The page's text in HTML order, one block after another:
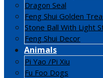
Dragon Seal
Feng Shui Golden
Stone Ball With Light
Feng Shui Decor
Animals
Pi Yao /Pi Xiu
Fu Foo Dogs